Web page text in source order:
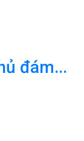
đám...